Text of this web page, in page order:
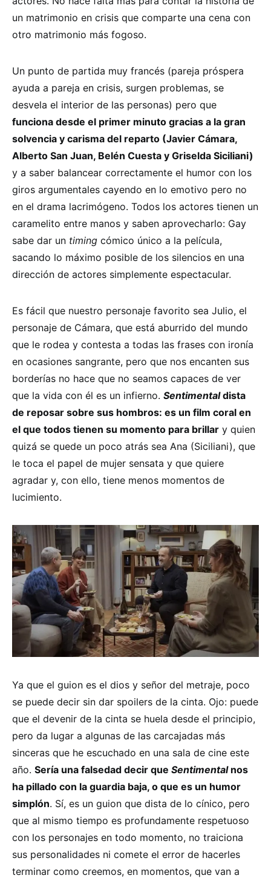
un matrimonio en crisis que comparte una cena con
otro matrimonio más fogoso.
Un punto de partida muy francés (pareja próspera
ayuda a pareja en crisis, surgen problemas, se
desvela el interior de las personas) pero que
funciona desde el primer minuto gracias a la gran
solvencia y carisma del reparto (Javier Cámara,
Alberto San Juan, Belén Cuesta y Griselda Siciliani)
y a saber balancear correctamente el humor con los
giros argumentales cayendo en lo emotivo pero no
en el drama lacrimógeno. Todos los actores tienen un
caramelito entre manos y saben aprovecharlo: Gay
sabe dar un timing cómico único a la película,
sacando lo máximo posible de los silencios en una
dirección de actores simplemente espectacular.
Es fácil que nuestro personaje favorito sea Julio, el
personaje de Cámara, que está aburrido del mundo
que le rodea y contesta a todas las frases con ironía
en ocasiones sangrante, pero que nos encanten sus
borderías no hace que no seamos capaces de ver
que la vida con él es un infierno. Sentimentaldista
de reposar sobre sus hombros: es un film coral en
el que todos tienen su momento para brillar y quien
quizá se quede un poco atrás sea Ana (Siciliani), que
le toca el papel de mujer sensata y que quiere
agradar y, con ello, tiene menos momentos de
lucimiento.
Ya que el guion es el dios y señor del metraje, poco
se puede decir sin dar spoilers de la cinta. Ojo: puede
que el devenir de la cinta se huela desde el principio,
pero da lugar a algunas de las carcajadas más
sinceras que he escuchado en una sala de cine este
año. Sería una falsedad decir que Sentimentalnos
ha pillado con la guardia baja, o que es un humor
simplón. Sí, es un guion que dista de lo cínico, pero
que al mismo tiempo es profundamente respetuoso
con los personajes en todo momento, no traiciona
sus personalidades ni comete el error de hacerles
terminar como creemos, en momentos, que van a